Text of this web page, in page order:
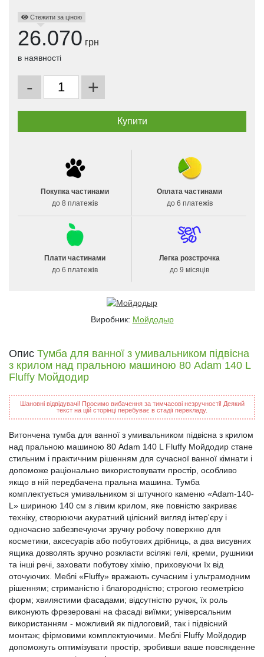
Стежити за ціною
26.070 грн
в наявності
- +
Покупка частинами
до 8 платежів
Оплата частинами
до 6 платежів
Плати частинами
до 6 платежів
Легка розстрочка
до 9 місяців
Виробник: Мойдодыр
Опис Тумба для ванної з умивальником підвісна
з крилом над пральною машиною 80 Adam 140 L
Fluffy Мойдодир
Шановні відвідувачі! Просимо вибачення за тимчасові незручності! Деякий
текст на цій сторінці перебуває в стадії перекладу.
Витончена тумба для ванної з умивальником підвісна з крилом
над пральною машиною 80 Adam 140 L Fluffy Мойдодир стане
стильним і практичним рішенням для сучасної ванної кімнати і
допоможе раціонально використовувати простір, особливо
якщо в ній передбачена пральна машина. Тумба
комплектується умивальником зі штучного каменю «Adam-140-
L» шириною 140 см з лівим крилом, яке повністю закриває
техніку, створюючи акуратний цілісний вигляд інтер'єру і
одночасно забезпечуючи зручну робочу поверхню для
косметики, аксесуарів або побутових дрібниць, а два висувних
ящика дозволять зручно розкласти всілякі гелі, креми, рушники
та інші речі, заховати побутову хімію, приховуючи їх від
оточуючих. Меблі «Fluffy» вражають сучасним і ультрамодним
рішенням; стриманістю і благородністю; строгою геометрією
форм; хвилястими фасадами; відсутністю ручок, їх роль
виконують фрезеровані на фасаді виїмки; універсальним
використанням - можливий як підлоговий, так і підвісний
монтаж; фірмовими комплектуючими. Меблі Fluffy Мойдодир
допоможуть оптимізувати простір, зробивши ваше повсякденне